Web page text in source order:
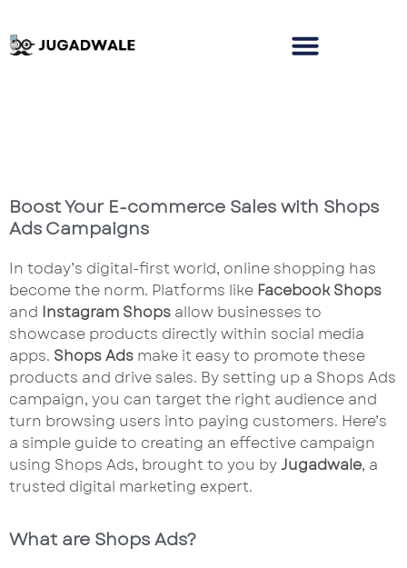
Boost Your E-commerce Sales with Shops
Ads Campaigns
In today’s digital-first world, online shopping has
become the norm. Platforms like Facebook Shops
and Instagram Shops allow businesses to
showcase products directly within social media
apps. Shops Ads make it easy to promote these
products and drive sales. By setting up a Shops Ads
campaign, you can target the right audience and
turn browsing users into paying customers. Here’s
a simple guide to creating an effective campaign
using Shops Ads, brought to you byJugadwale, a
trusted digital marketing expert.
What are Shops Ads?